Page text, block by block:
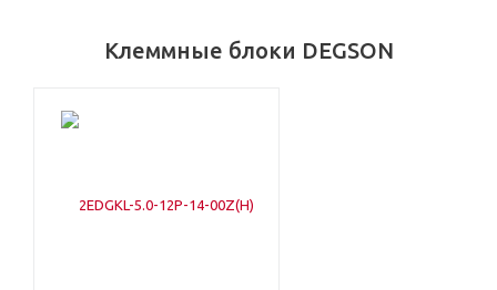
Клеммные блоки DEGSON